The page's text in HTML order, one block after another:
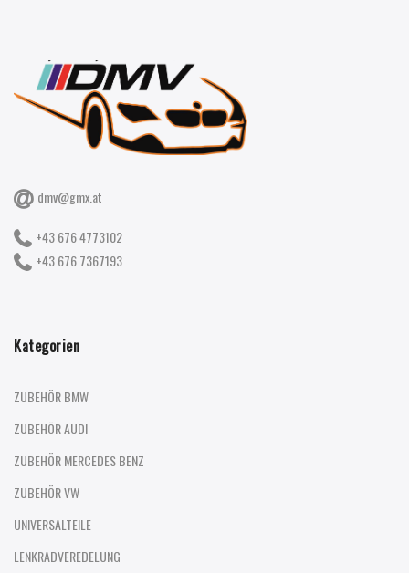
dmv@gmx.at
+43 676 4773102
+43 676 7367193
Kategorien
ZUBEHÖR BMW
ZUBEHÖR AUDI
ZUBEHÖR MERCEDES BENZ
ZUBEHÖR VW
UNIVERSALTEILE
LENKRADVEREDELUNG